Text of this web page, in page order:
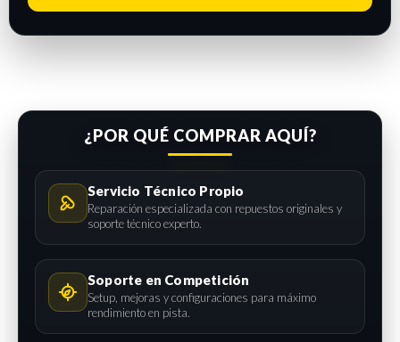
¿POR QUÉ COMPRAR AQUÍ?
Servicio Técnico Propio
Reparación especializada con repuestos originales y
soporte técnico experto.
Soporte en Competición
Setup, mejoras y configuraciones para máximo
rendimiento en pista.